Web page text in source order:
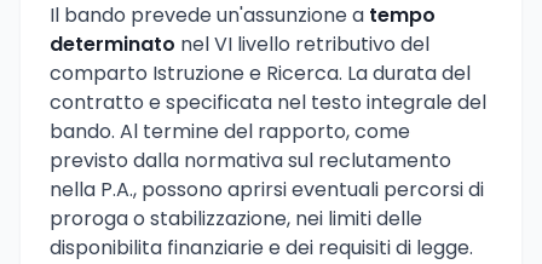
Il bando prevede un'assunzione a tempo
determinato nel VI livello retributivo del
comparto Istruzione e Ricerca. La durata del
contratto e specificata nel testo integrale del
bando. Al termine del rapporto, come
previsto dalla normativa sul reclutamento
nella P.A., possono aprirsi eventuali percorsi di
proroga o stabilizzazione, nei limiti delle
disponibilita finanziarie e dei requisiti di legge.